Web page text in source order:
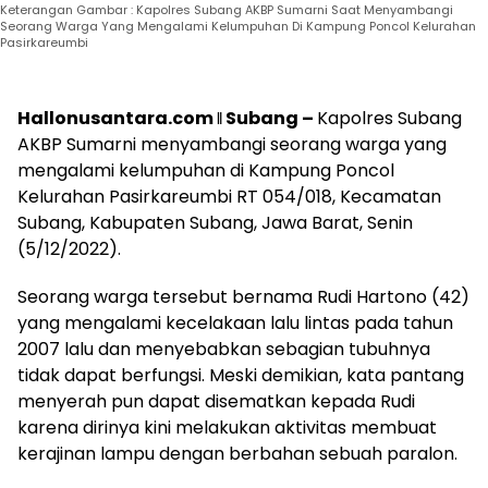
Keterangan Gambar : Kapolres Subang AKBP Sumarni Saat Menyambangi
Seorang Warga Yang Mengalami Kelumpuhan Di Kampung Poncol Kelurahan
Pasirkareumbi
Hallonusantara.com ǁ Subang – Kapolres Subang
AKBP Sumarni menyambangi seorang warga yang
mengalami kelumpuhan di Kampung Poncol
Kelurahan Pasirkareumbi RT 054/018, Kecamatan
Subang, Kabupaten Subang, Jawa Barat, Senin
(5/12/2022).
Seorang warga tersebut bernama Rudi Hartono (42)
yang mengalami kecelakaan lalu lintas pada tahun
2007 lalu dan menyebabkan sebagian tubuhnya
tidak dapat berfungsi. Meski demikian, kata pantang
menyerah pun dapat disematkan kepada Rudi
karena dirinya kini melakukan aktivitas membuat
kerajinan lampu dengan berbahan sebuah paralon.